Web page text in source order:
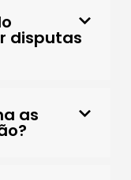
disputas
as